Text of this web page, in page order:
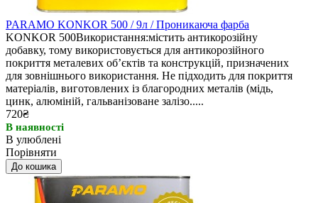
PARAMO KONKOR 500 / 9л / Проникаюча фарба
KONKOR 500Використання:містить антикорозійну
добавку, тому використовується для антикорозійного
покриття металевих об’єктів та конструкцій, призначених
для зовнішнього використання. Не підходить для покриття
матеріалів, виготовлених із благородних металів (мідь,
цинк, алюміній, гальванізоване залізо.....
720₴
В наявності
В улюблені
Порівняти